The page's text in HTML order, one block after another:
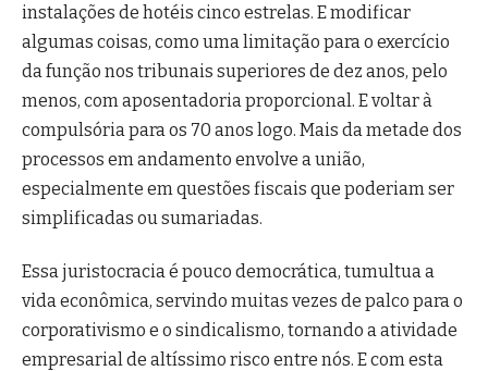
instalações de hotéis cinco estrelas. E modificar
algumas coisas, como uma limitação para o exercício
da função nos tribunais superiores de dez anos, pelo
menos, com aposentadoria proporcional. E voltar à
compulsória para os 70 anos logo. Mais da metade dos
processos em andamento envolve a união,
especialmente em questões fiscais que poderiam ser
simplificadas ou sumariadas.
Essa juristocracia é pouco democrática, tumultua a
vida econômica, servindo muitas vezes de palco para o
corporativismo e o sindicalismo, tornando a atividade
empresarial de altíssimo risco entre nós. E com esta